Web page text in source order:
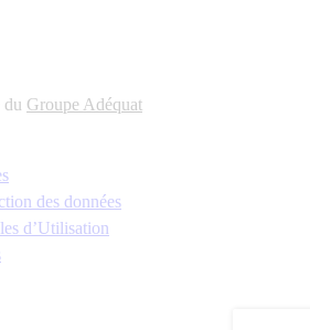
du Groupe Adéquat
des données
d’Utilisation